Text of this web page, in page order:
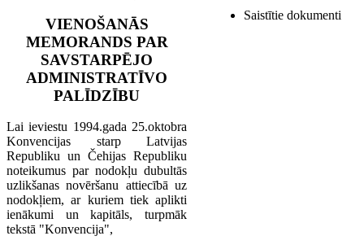
VIENOŠANĀS
MEMORANDS PAR
SAVSTARPĒJO
ADMINISTRATĪVO
PALĪDZĪBU
Lai ieviestu 1994.gada 25.oktobra
Konvencijas starp Latvijas
Republiku un Čehijas Republiku
noteikumus par nodokļu dubultās
uzlikšanas novēršanu attiecībā uz
nodokļiem, ar kuriem tiek aplikti
ienākumi un kapitāls, turpmāk
tekstā "Konvencija",
Saistītie dokumenti